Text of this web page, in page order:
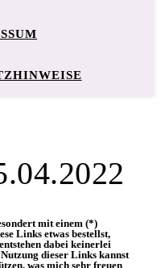
mit einem (*)
Links etwas bestellst,
dabei keinerlei
dieser Links kannst
was mich sehr freuen